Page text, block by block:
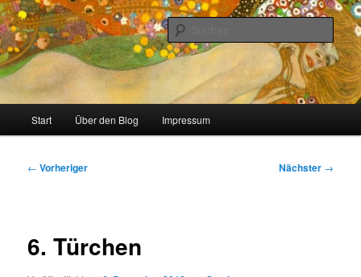
Zum
primären
Inhalt
springenmeinzigartig
Stricken, Nähen und alles was man selber machen kann
Start Über den Blog Impressum
Beitragsnavigation
← Vorheriger Nächster →
6. Türchen